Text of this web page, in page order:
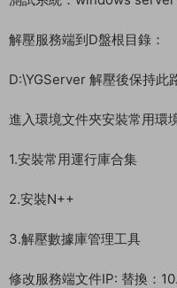
解壓服務端到D盤根目錄：
D:\YGServer 解壓後保持此
進入環境文件夾安裝常用環
1.安裝常用運行庫合集
2.安裝N++
3.解壓數據庫管理工具
修改服務端文件IP: 替換：